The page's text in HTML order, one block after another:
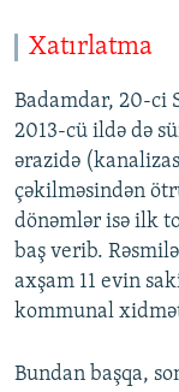
Xatırlatma
Badamdar, 20-ci
2013-cü ildə də
ərazidə
çəkilməsindən
dönəmlər isə ilk
baş verib.
axşam 11 evin
kommunal
Bundan başqa,